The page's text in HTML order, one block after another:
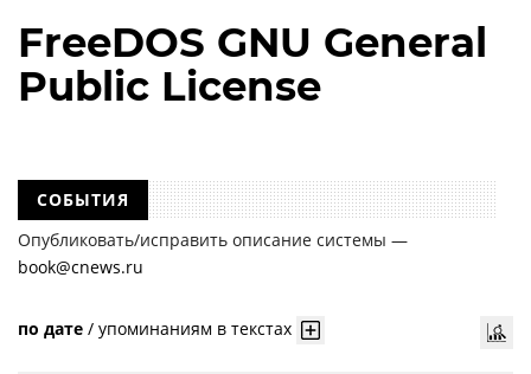
FreeDOS GNU General
Public License
СОБЫТИЯ
Опубликовать/исправить описание системы —
book@cnews.ru
по дате / упоминаниям в текстах